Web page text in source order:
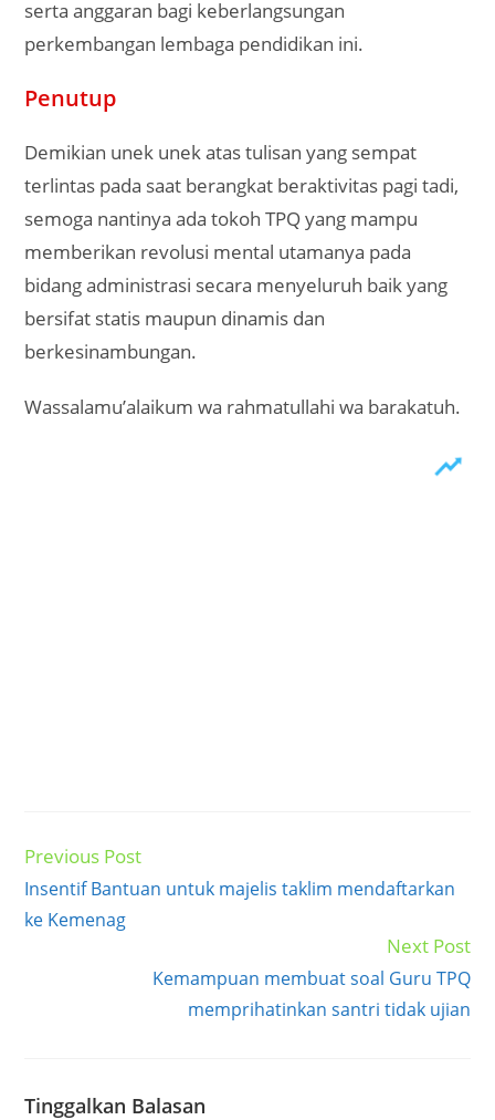
serta anggaran bagi keberlangsungan
perkembangan lembaga pendidikan ini.
Penutup
Demikian unek unek atas tulisan yang sempat
terlintas pada saat berangkat beraktivitas pagi tadi,
semoga nantinya ada tokoh TPQ yang mampu
memberikan revolusi mental utamanya pada
bidang administrasi secara menyeluruh baik yang
bersifat statis maupun dinamis dan
berkesinambungan.
Wassalamu’alaikum wa rahmatullahi wa barakatuh.
Read
articles
Previous Post
Insentif Bantuan untuk majelis taklim mendaftarkan
ke Kemenag
Next Post
Kemampuan membuat soal Guru TPQ
memprihatinkan santri tidak ujian
Tinggalkan Balasan